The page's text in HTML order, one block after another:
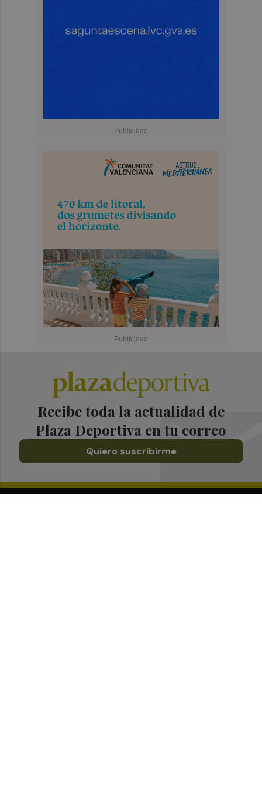
Recibe toda la actualidad de
Plaza Deportiva en tu correo
Quiero suscribirme